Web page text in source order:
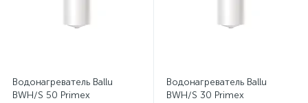
Водонагреватель Ballu
BWH/S 50 Primex
Водонагреватель Ballu
BWH/S 30 Primex